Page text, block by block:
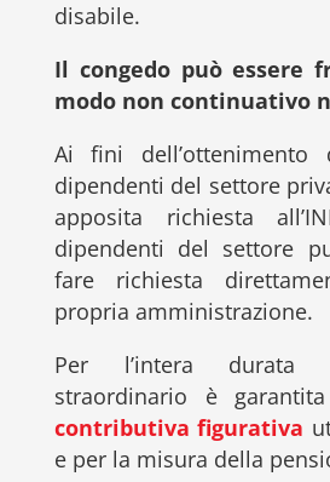
disabile.
Il congedo può essere
modo non continuativo
Ai fini dell’ottenimento
dipendenti del settore
apposita richiesta
dipendenti del settore
fare richiesta
propria amministrazione.
Per l’intera durata
straordinario è
contributiva figurativa
e per la misura della